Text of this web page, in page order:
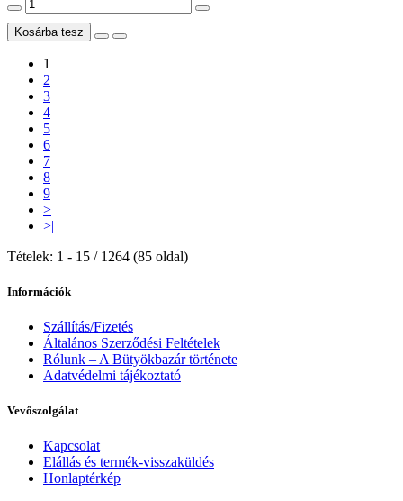
Kosárba tesz
1
2
3
4
5
6
7
8
9
>
>|
Tételek: 1 - 15 / 1264 (85 oldal)
Információk
Szállítás/Fizetés
Általános Szerződési Feltételek
Rólunk – A Bütyökbazár története
Adatvédelmi tájékoztató
Vevőszolgálat
Kapcsolat
Elállás és termék-visszaküldés
Honlaptérkép